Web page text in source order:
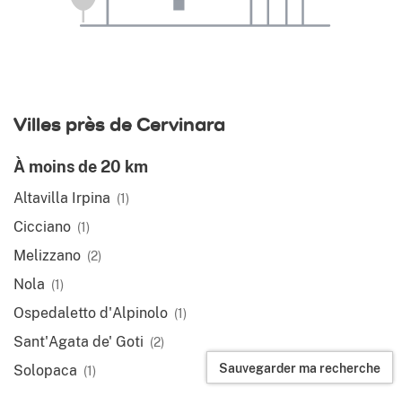
Villes près de Cervinara
À moins de 20 km
Altavilla Irpina (1)
Cicciano (1)
Melizzano (2)
Nola (1)
Ospedaletto d'Alpinolo (1)
Sant'Agata de' Goti (2)
Solopaca (1) Sauvegarder ma recherche